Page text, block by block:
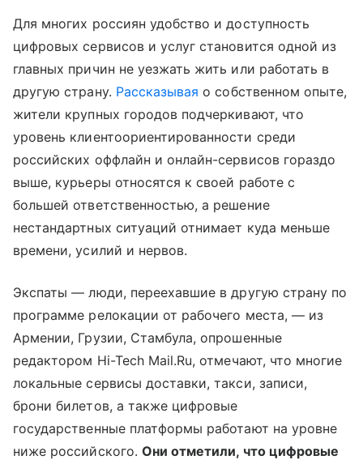
Для многих россиян удобство и доступность
цифровых сервисов и услуг становится одной из
главных причин не уезжать жить или работать в
другую страну. Рассказывая о собственном опыте,
жители крупных городов подчеркивают, что
уровень клиентоориентированности среди
российских оффлайн и онлайн-сервисов гораздо
выше, курьеры относятся к своей работе с
большей ответственностью, а решение
нестандартных ситуаций отнимает куда меньше
времени, усилий и нервов.
Экспаты — люди, переехавшие в другую страну по
программе релокации от рабочего места, — из
Армении, Грузии, Стамбула, опрошенные
редактором Hi-Tech Mail.Ru, отмечают, что многие
локальные сервисы доставки, такси, записи,
брони билетов, а также цифровые
государственные платформы работают на уровне
ниже российского. Они отметили, что цифровые